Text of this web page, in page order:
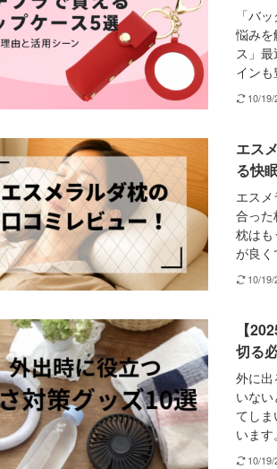
「バ
悩みを
ス」
イン
10/
エス
る快
エス
合った
枕はも
が良く
10/
【
切る
外に出
いな
てし
いま
10/